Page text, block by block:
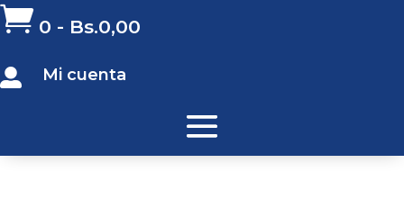
 0 - Bs.0,00
 Mi cuenta